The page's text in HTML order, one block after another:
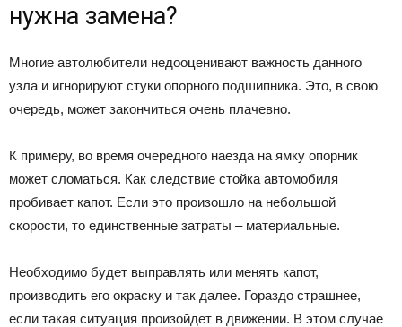
нужна замена?
Многие автолюбители недооценивают важность данного
узла и игнорируют стуки опорного подшипника. Это, в свою
очередь, может закончиться очень плачевно.
К примеру, во время очередного наезда на ямку опорник
может сломаться. Как следствие стойка автомобиля
пробивает капот. Если это произошло на небольшой
скорости, то единственные затраты – материальные.
Необходимо будет выправлять или менять капот,
производить его окраску и так далее. Гораздо страшнее,
если такая ситуация произойдет в движении. В этом случае